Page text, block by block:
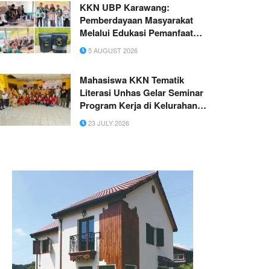
KKN UBP Karawang:
Pemberdayaan Masyarakat
Melalui Edukasi Pemanfaatan
Sekam Padi Menjadi Briket
Ramah Lingkungan di Desa
5 AUGUST 2026
Mahasiswa KKN Tematik
Literasi Unhas Gelar Seminar
Program Kerja di Kelurahan
Bontotangnga Jeneponto
23 JULY 2026